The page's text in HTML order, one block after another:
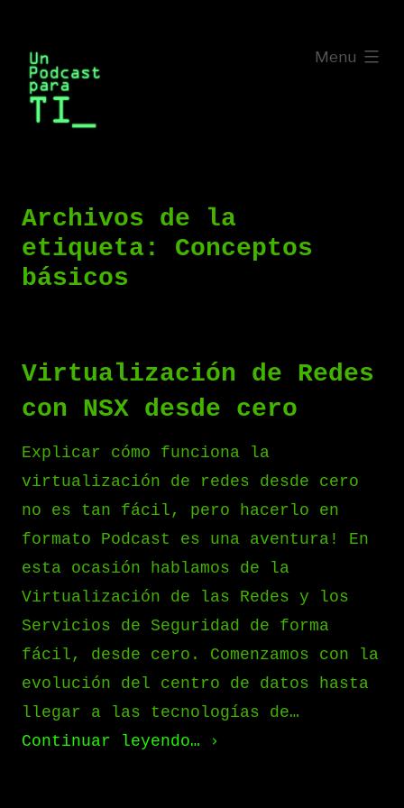
contenido
Menu
expanded
Archivos de la
etiqueta: Conceptos
básicos
Virtualización de Redes
con NSX desde cero
Explicar cómo funciona la
virtualización de redes desde cero
no es tan fácil, pero hacerlo en
formato Podcast es una aventura! En
esta ocasión hablamos de la
Virtualización de las Redes y los
Servicios de Seguridad de forma
fácil, desde cero. Comenzamos con la
evolución del centro de datos hasta
llegar a las tecnologías de…
Continuar leyendo…